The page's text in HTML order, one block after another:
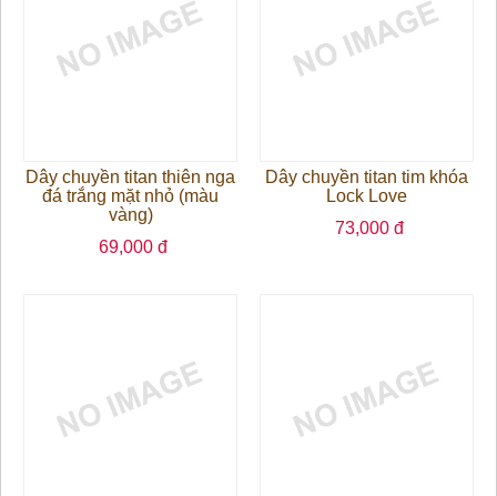
Dây chuyền titan thiên nga
đá trắng mặt nhỏ (màu
vàng)
69,000 đ
Dây chuyền titan tim khóa
Lock Love
73,000 đ